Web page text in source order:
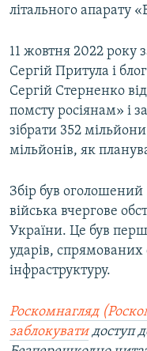
літального апарату
11 жовтня 2022 року
Сергій Притула і
Сергій Стерненко
помсту росіянам» і
зібрати 352
мільйонів, як
Збір був оголошений
війська вчергове
України. Це був
ударів,
інфраструктуру.
Роскомнагляд
заблокуватидоступ